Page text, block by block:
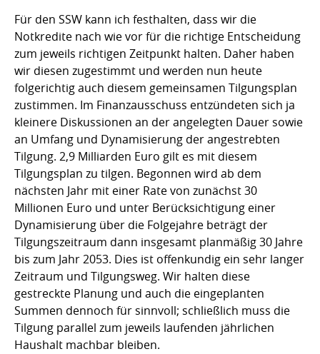
Für den SSW kann ich festhalten, dass wir die
Notkredite nach wie vor für die richtige Entscheidung
zum jeweils richtigen Zeitpunkt halten. Daher haben
wir diesen zugestimmt und werden nun heute
folgerichtig auch diesem gemeinsamen Tilgungsplan
zustimmen. Im Finanzausschuss entzündeten sich ja
kleinere Diskussionen an der angelegten Dauer sowie
an Umfang und Dynamisierung der angestrebten
Tilgung. 2,9 Milliarden Euro gilt es mit diesem
Tilgungsplan zu tilgen. Begonnen wird ab dem
nächsten Jahr mit einer Rate von zunächst 30
Millionen Euro und unter Berücksichtigung einer
Dynamisierung über die Folgejahre beträgt der
Tilgungszeitraum dann insgesamt planmäßig 30 Jahre
bis zum Jahr 2053. Dies ist offenkundig ein sehr langer
Zeitraum und Tilgungsweg. Wir halten diese
gestreckte Planung und auch die eingeplanten
Summen dennoch für sinnvoll; schließlich muss die
Tilgung parallel zum jeweils laufenden jährlichen
Haushalt machbar bleiben.